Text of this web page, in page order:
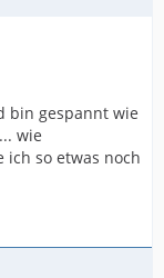
bin gespannt wie
wie
so etwas noch